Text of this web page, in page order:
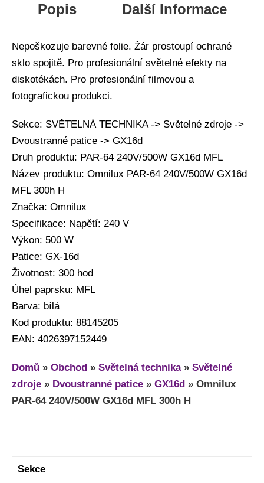
Popis Další Informace
Nepoškozuje barevné folie. Žár prostoupí ochrané
sklo spojitě. Pro profesionální světelné efekty na
diskotékách. Pro profesionální filmovou a
fotografickou produkci.
Sekce: SVĚTELNÁ TECHNIKA -> Světelné zdroje ->
Dvoustranné patice -> GX16d
Druh produktu: PAR-64 240V/500W GX16d MFL
Název produktu: Omnilux PAR-64 240V/500W GX16d
MFL 300h H
Značka: Omnilux
Specifikace: Napětí: 240 V
Výkon: 500 W
Patice: GX-16d
Životnost: 300 hod
Úhel paprsku: MFL
Barva: bílá
Kod produktu: 88145205
EAN: 4026397152449
Domů » Obchod » Světelná technika» Světelné
zdroje » Dvoustranné patice » GX16d » Omnilux
PAR-64 240V/500W GX16d MFL 300h H
Sekce